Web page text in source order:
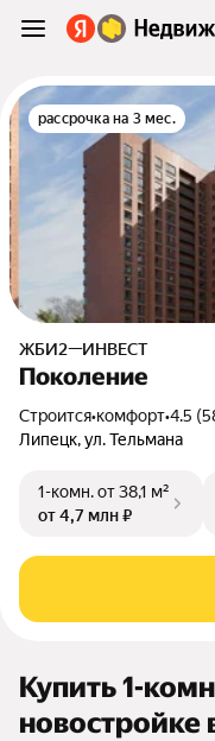
рассрочка на 3 мес.
ЖБИ2—ИНВЕСТ
Поколение
Строится•комфорт•4.5
Липецк,ул. Тельмана
1-комн.от 38,1 м²
от 4,7 млн ₽
Купить 1-